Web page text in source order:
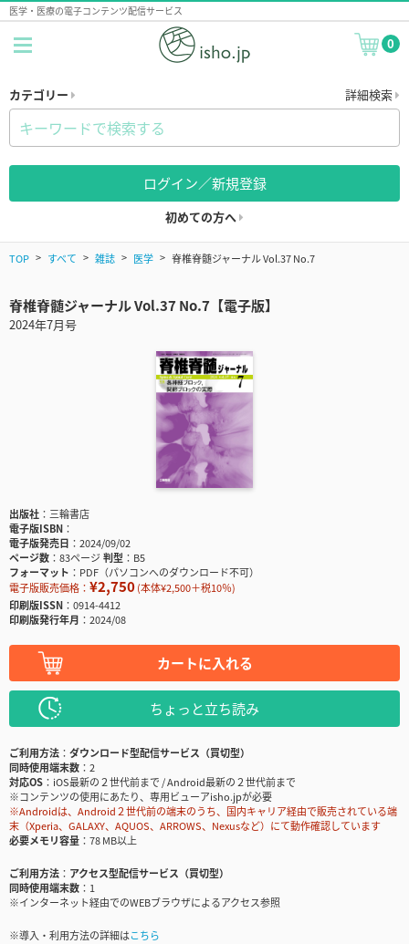
医学・医療の電子コンテンツ配信サービス
0
カテゴリー 詳細検索
ログイン／新規登録
初めての方へ
TOP すべて 雑誌 医学 脊椎脊髄ジャーナル Vol.37 No.7
脊椎脊髄ジャーナル Vol.37 No.7【電子版】
2024年7月号
出版社
三輪書店
電子版ISBN
電子版発売日
2024/09/02
ページ数
83ページ判型
B5
フォーマット
PDF（パソコンへのダウンロード不可）
電子版販売価格： ¥2,750(本体¥2,500＋税10％)
印刷版ISSN
0914-4412
印刷版発行年月
2024/08
カートに入れる
ちょっと立ち読み
ご利用方法
ダウンロード型配信サービス（買切型）
同時使用端末数
2
対応OS
iOS最新の２世代前まで / Android最新の２世代前まで
※コンテンツの使用にあたり、専用ビューアisho.jpが必要
※Androidは、Android２世代前の端末のうち、国内キャリア経由で販売されている端
末（Xperia、GALAXY、AQUOS、ARROWS、Nexusなど）にて動作確認しています
必要メモリ容量
78 MB以上
ご利用方法
アクセス型配信サービス（買切型）
同時使用端末数
1
※インターネット経由でのWEBブラウザによるアクセス参照
※導入・利用方法の詳細はこちら